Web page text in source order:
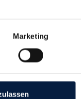
Marketing